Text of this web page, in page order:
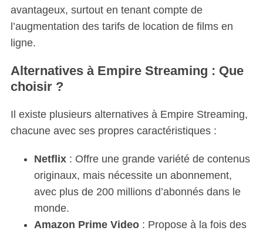
avantageux, surtout en tenant compte de
l’augmentation des tarifs de location de films en
ligne.
Alternatives à Empire Streaming : Que
choisir ?
Il existe plusieurs alternatives à Empire Streaming,
chacune avec ses propres caractéristiques :
Netflix: Offre une grande variété de contenus
originaux, mais nécessite un abonnement,
avec plus de 200 millions d’abonnés dans le
monde.
Amazon Prime Video: Propose à la fois des
a
r
o
: